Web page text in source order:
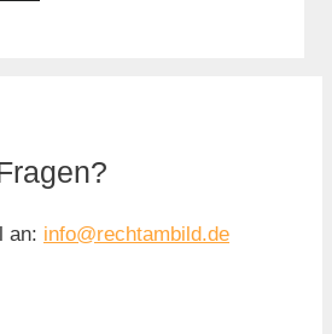
an: info@rechtambild.de